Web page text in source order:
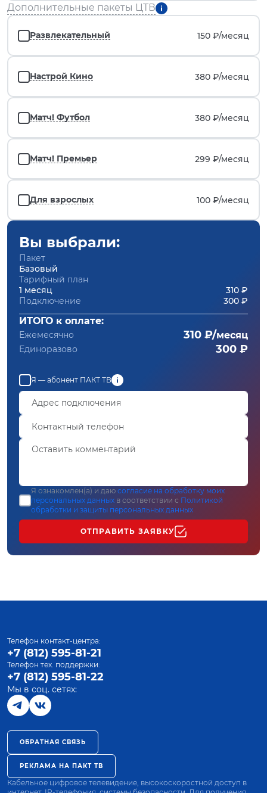
Дополнительные пакеты ЦТВ
Развлекательный 150 ₽/месяц
Настрой Кино 380 ₽/месяц
Матч! Футбол 380 ₽/месяц
Матч! Премьер 299 ₽/месяц
Для взрослых 100 ₽/месяц
Вы выбрали:
Пакет
Базовый
Тарифный план
1 месяц
310 ₽
Подключение
300 ₽
ИТОГО к оплате:
Ежемесячно 310 ₽/месяц
Единоразово 300 ₽
Я — абонент ПАКТ ТВ
Я ознакомлен(а) и даю согласие на обработку моих
персональных данных в соответствии с Политикой
обработки и защиты персональных данных
ОТПРАВИТЬ ЗАЯВКУ
Телефон контакт-центра:
+7 (812) 595-81-21
Телефон тех. поддержки:
+7 (812) 595-81-22
Мы в соц. сетях:
ОБРАТНАЯ СВЯЗЬ
РЕКЛАМА НА ПАКТ ТВ
Кабельное цифровое телевидение, высокоскоростной доступ в